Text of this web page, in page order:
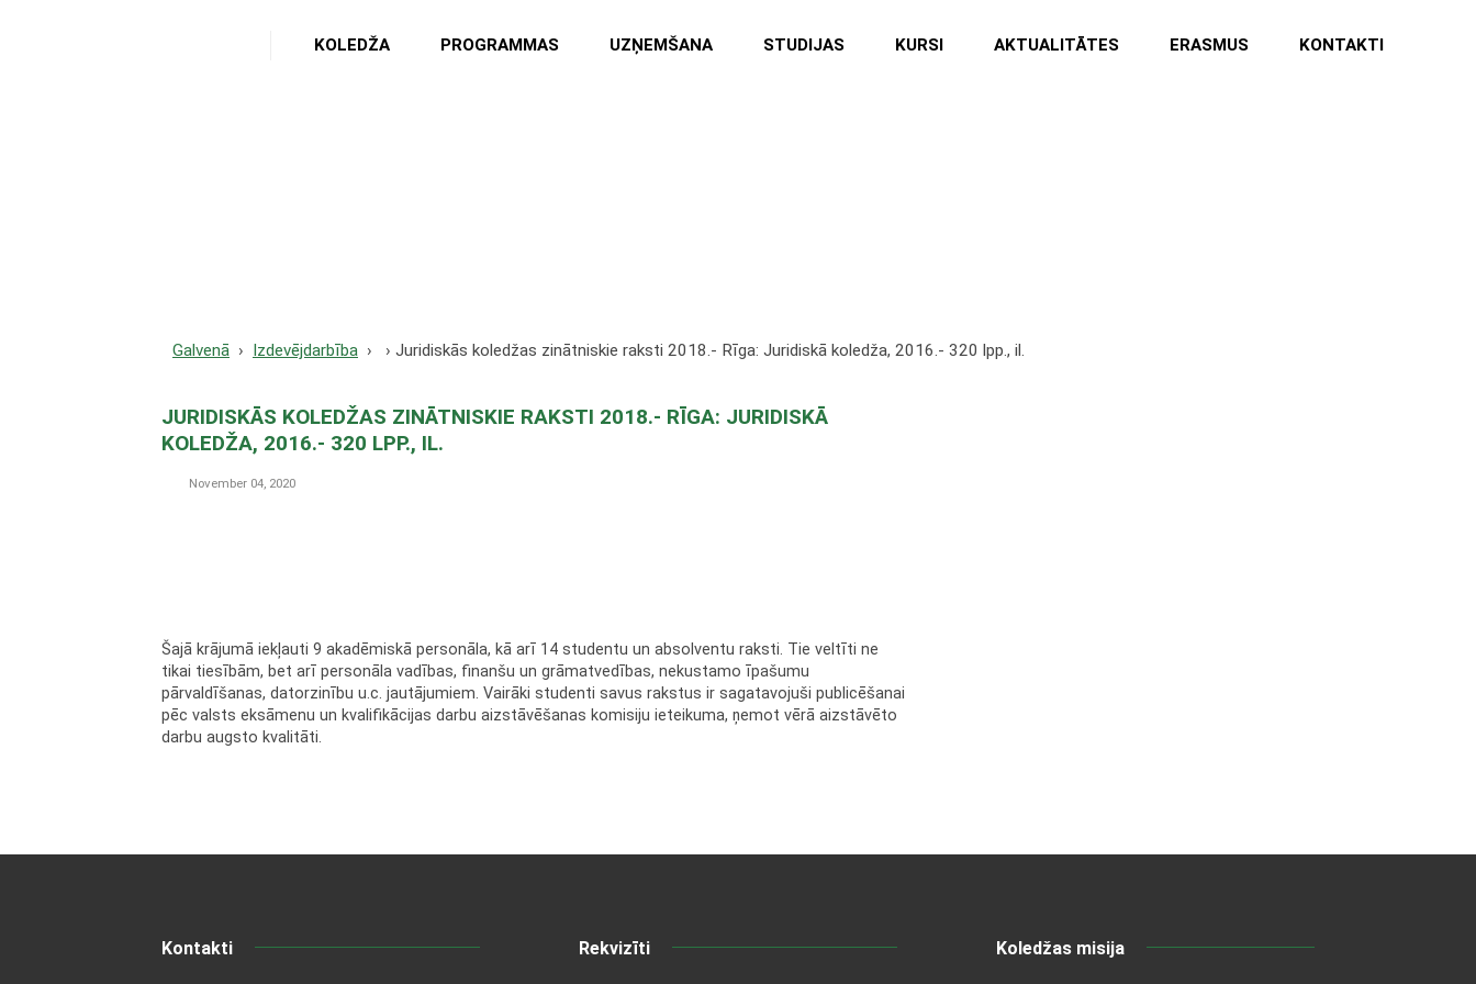
KOLEDŽA PROGRAMMAS UZŅEMŠANA STUDIJAS KURSI AKTUALITĀTES ERASMUS KONTAKTI
Galvenā Izdevējdarbība Juridiskās koledžas zinātniskie raksti 2018.- Rīga: Juridiskā koledža, 2016.- 320 lpp., il.
JURIDISKĀS KOLEDŽAS ZINĀTNISKIE RAKSTI 2018.- RĪGA: JURIDISKĀ
KOLEDŽA, 2016.- 320 LPP., IL.
November 04, 2020
Šajā krājumā iekļauti 9 akadēmiskā personāla, kā arī 14 studentu un absolventu raksti. Tie veltīti ne
tikai tiesībām, bet arī personāla vadības, finanšu un grāmatvedības, nekustamo īpašumu
pārvaldīšanas, datorzinību u.c. jautājumiem. Vairāki studenti savus rakstus ir sagatavojuši publicēšanai
pēc valsts eksāmenu un kvalifikācijas darbu aizstāvēšanas komisiju ieteikuma, ņemot vērā aizstāvēto
darbu augsto kvalitāti.
Kontakti Rekvizīti Koledžas misija